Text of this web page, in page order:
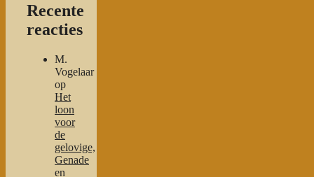
Recente
reacties
M.
Vogelaar
op
Het
loon
voor
de
gelovige,
Genade
en